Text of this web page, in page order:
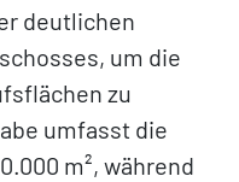
deutlichen
um die
zu
umfasst die
m², während